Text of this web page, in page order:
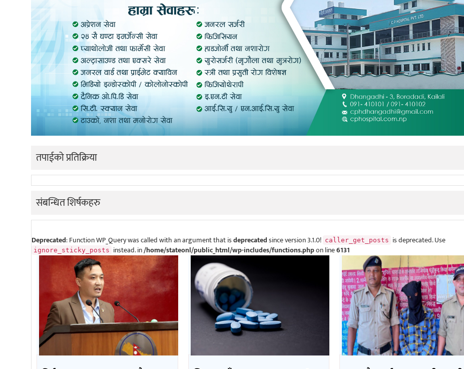
तपाईको प्रतिक्रिया
संबन्धित शिर्षकहरु
Deprecated: Function WP_Query was called with an argument that isdeprecatedsince version 3.1.0! caller_get_posts is deprecated. Use
ignore_sticky_posts instead. in/home/stateonl/public_html/wp-includes/functions.phpon line6131